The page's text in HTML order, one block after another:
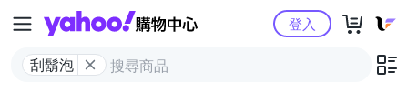
Yahoo購物中心
刮鬍泡
登入